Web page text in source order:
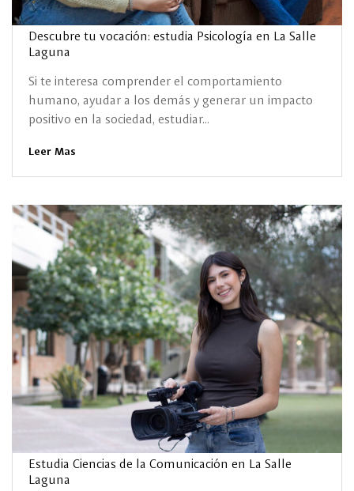
Descubre tu vocación: estudia Psicología en La Salle
Laguna
Si te interesa comprender el comportamiento
humano, ayudar a los demás y generar un impacto
positivo en la sociedad, estudiar...
Leer Mas
Estudia Ciencias de la Comunicación en La Salle
Laguna